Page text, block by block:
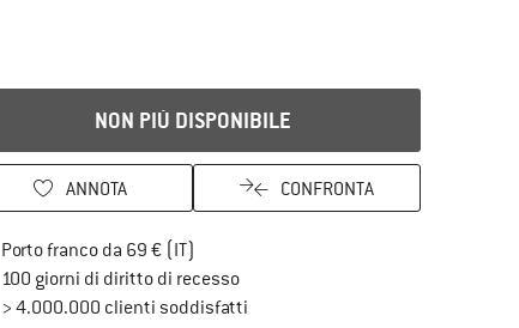
NON PIÙ DISPONIBILE
ANNOTA CONFRONTA
Porto franco da 69 € (IT)
100 giorni di diritto di recessoVai alla politica di recesso qui Si
> 4.000.000 clienti soddisfatti